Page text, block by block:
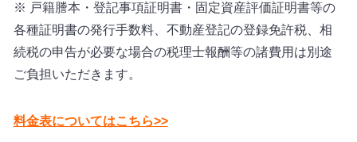
※ 戸籍謄本・登記事項証明書・固定資産評価証明書等の
各種証明書の発行手数料、不動産登記の登録免許税、相
続税の申告が必要な場合の税理士報酬等の諸費用は別途
ご負担いただきます。
料金表についてはこちら>>